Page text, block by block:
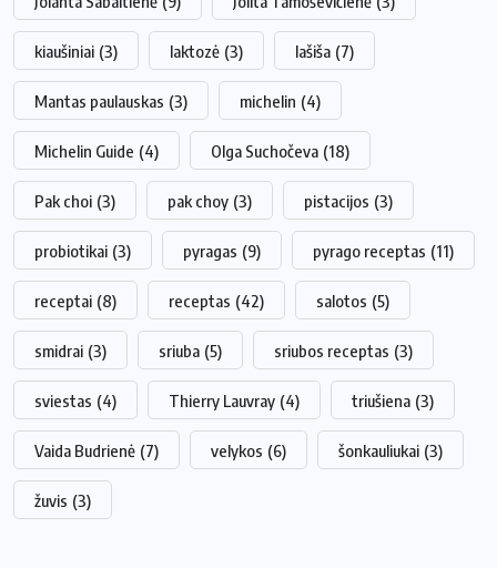
kiaušiniai (3) laktozė (3) lašiša (7)
Mantas paulauskas (3) michelin (4)
Michelin Guide (4) Olga Suchočeva (18)
Pak choi (3) pak choy (3) pistacijos (3)
probiotikai (3) pyragas (9) pyrago receptas (11)
receptai (8) receptas (42) salotos (5)
smidrai (3) sriuba (5) sriubos receptas (3)
sviestas (4) Thierry Lauvray (4) triušiena (3)
Vaida Budrienė (7) velykos (6) šonkauliukai (3)
žuvis (3)